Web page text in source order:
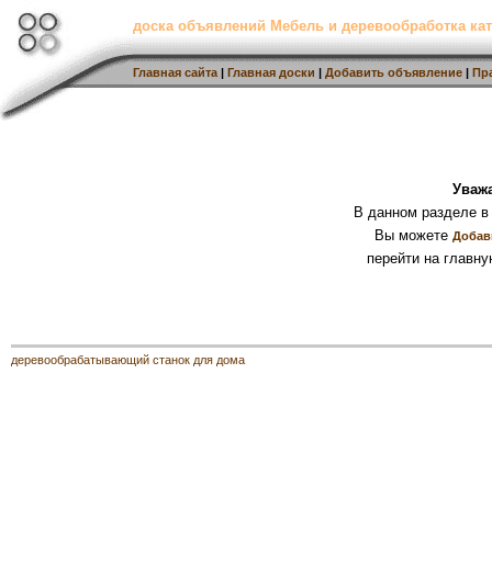
доска объявлений Мебель и деревообработка
Главная сайта | Главная доски | Добавить объявление |
В данном разделе
Вы можете
перейти на
деревообрабатывающий станок для дома